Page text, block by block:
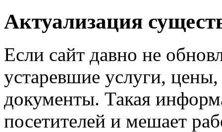
Актуализация
Если сайт давно не
устаревшие услуги,
документы. Такая
посетителей и мешает